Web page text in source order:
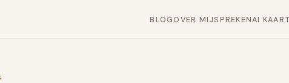
BLOGOVER MIJSPREKENAI KAART